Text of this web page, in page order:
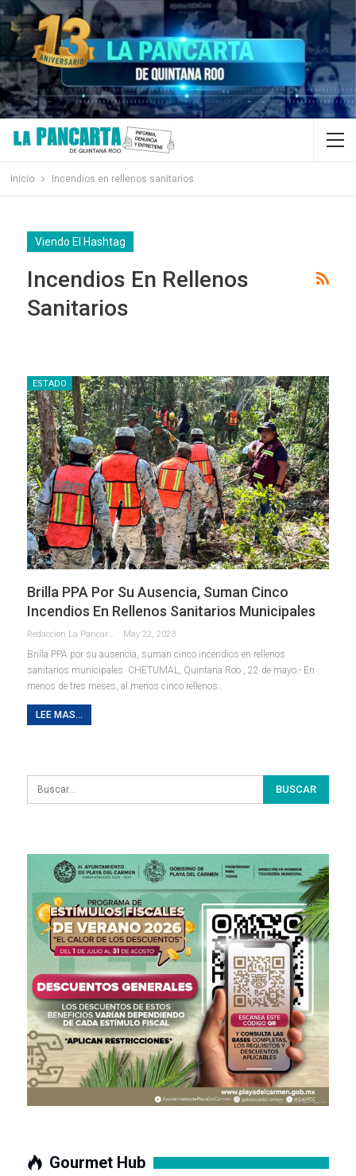
Inicio Incendios en rellenos sanitarios
Viendo El Hashtag
Incendios En Rellenos
Sanitarios
ESTADO
Brilla PPA Por Su Ausencia, Suman Cinco
Incendios En Rellenos Sanitarios Municipales
Redaccion La Pancarta De Quintana Roo May 22, 2023
Brilla PPA por su ausencia, suman cinco incendios en rellenos
sanitarios municipales. CHETUMAL, Quintana Roo , 22 de mayo.- En
menos de tres meses, al menos cinco rellenos…
LEE MAS...
Gourmet Hub